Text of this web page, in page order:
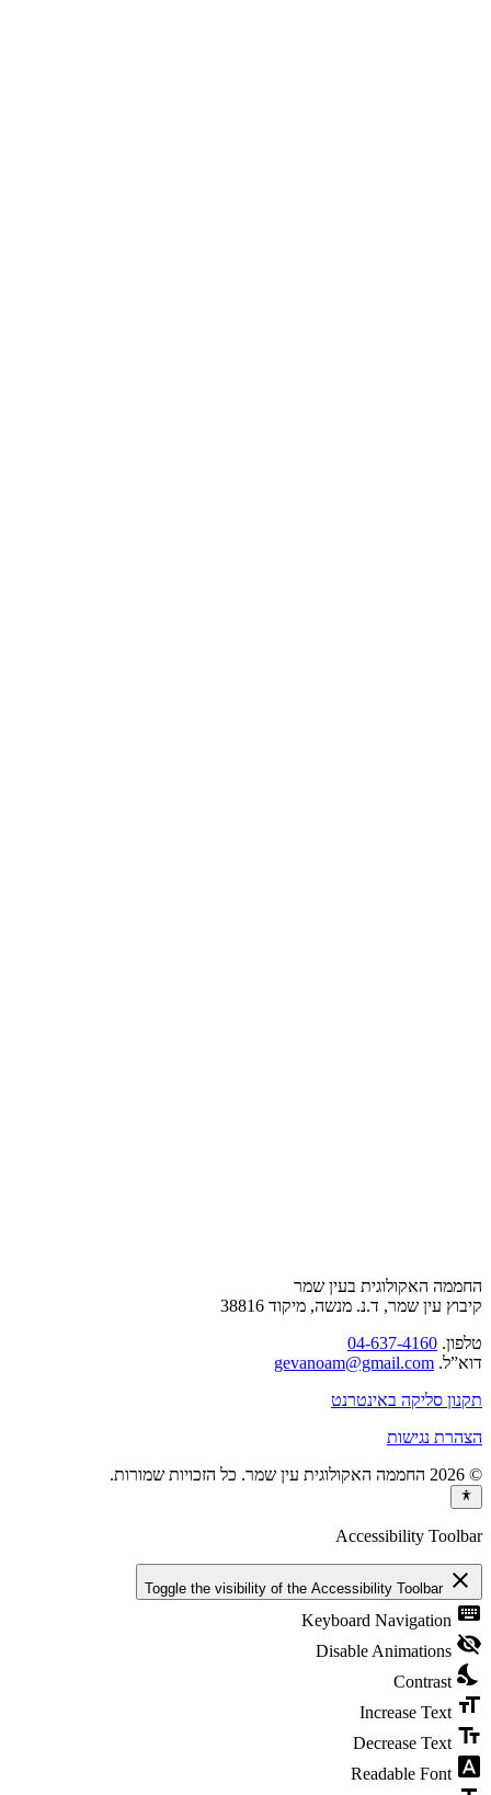
החממה האקולוגית בעין שמר
קיבוץ עין שמר, ד.נ. מנשה, מיקוד 38816
טלפון. 04-637-4160
דוא”ל. gevanoam@gmail.com
תקנון סליקה באינטרנט
הצהרת נגישות
© 2026 החממה האקולוגית עין שמר. כל הזכויות שמורות.
Accessibility Toolbar
close
Toggle the visibility of the Accessibility Toolbar
keyboard
Keyboard Navigation
visibility_off
Disable Animations
nights_stay
Contrast
format_size
Increase Text
text_fields
Decrease Text
font_download
Readable Font